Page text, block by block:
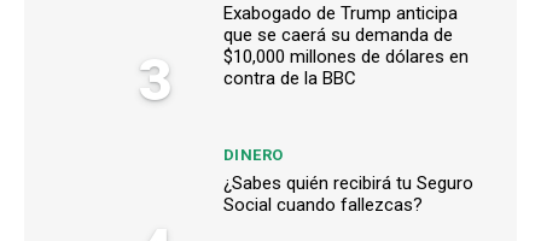
3
Exabogado de Trump anticipa
que se caerá su demanda de
$10,000 millones de dólares en
contra de la BBC
DINERO
¿Sabes quién recibirá tu Seguro
Social cuando fallezcas?